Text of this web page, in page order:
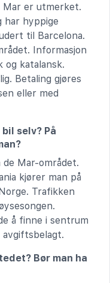
Mar er utmerket.
har hyppige
til Barcelona.
Informasjon
katalansk.
Betaling gjøres
eller med
selv? På
Mar-området.
kjører man på
Trafikken
å finne i sentrum
Bør man ha